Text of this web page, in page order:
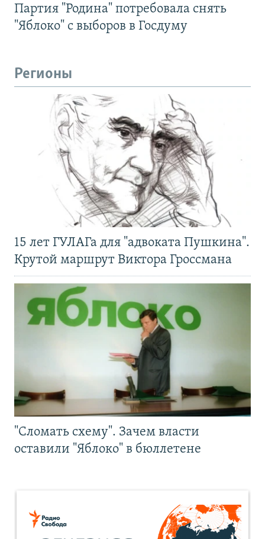
Партия "Родина" потребовала снять
"Яблоко" с выборов в Госдуму
Регионы
15 лет ГУЛАГа для "адвоката Пушкина".
Крутой маршрут Виктора Гроссмана
"Сломать схему". Зачем власти
оставили "Яблоко" в бюллетене